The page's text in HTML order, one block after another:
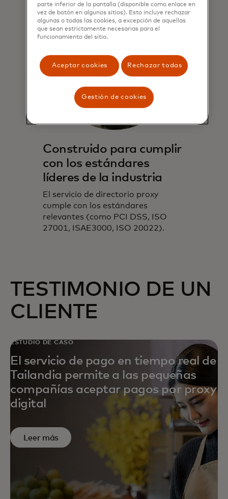
Construido para cumplir
con los estándares
líderes de la industria
El servicio de directorio proxy
cumple con los estándares
relevantes (como PCI DSS, ISO
27001, ISAE3000, ISO 20022).
TESTIMONIO DE UN
CLIENTE
ESTUDIO DE CASO
El servicio de pago en tiempo real de
Tailandia permite a las pequeñas
compañías aceptar pagos por proxy
digital
Leer más
parte inferior de la pantalla (disponible como enlace en
vez de botón en algunos sitios). Esto incluye rechazar
algunas o todas las cookies, a excepción de aquellas
que sean estrictamente necesarias para el
funcionamiento del sitio.
Aceptar cookies Rechazar todas
Gestión de cookies